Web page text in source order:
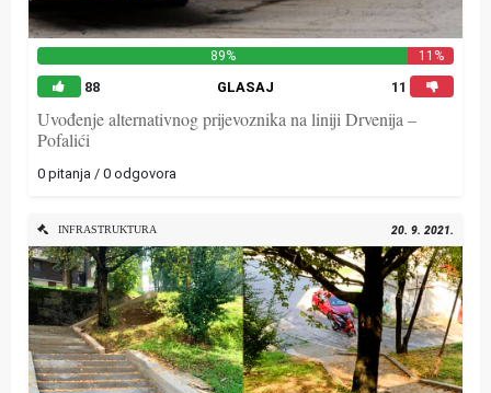
89% 11%
88 GLASAJ 11
Uvođenje alternativnog prijevoznika na liniji Drvenija –
Pofalići
0 pitanja / 0 odgovora
INFRASTRUKTURA 20. 9. 2021.